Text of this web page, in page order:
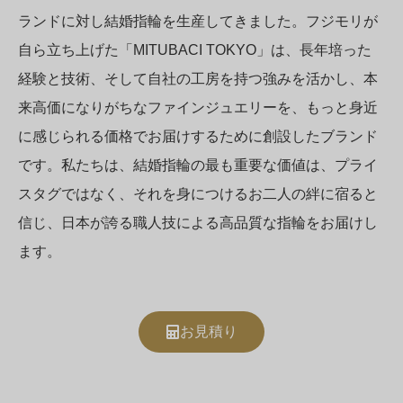
ランドに対し結婚指輪を生産してきました。フジモリが
自ら立ち上げた「MITUBACI TOKYO」は、長年培った
経験と技術、そして自社の工房を持つ強みを活かし、本
来高価になりがちなファインジュエリーを、もっと身近
に感じられる価格でお届けするために創設したブランド
です。私たちは、結婚指輪の最も重要な価値は、プライ
スタグではなく、それを身につけるお二人の絆に宿ると
信じ、日本が誇る職人技による高品質な指輪をお届けし
ます。
お見積り